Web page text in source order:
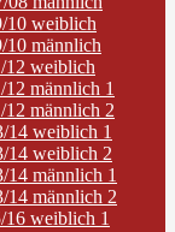
10 weiblich
10 männlich
12 weiblich
12 männlich 1
12 männlich 2
14 weiblich 1
14 weiblich 2
14 männlich 1
14 männlich 2
16 weiblich 1